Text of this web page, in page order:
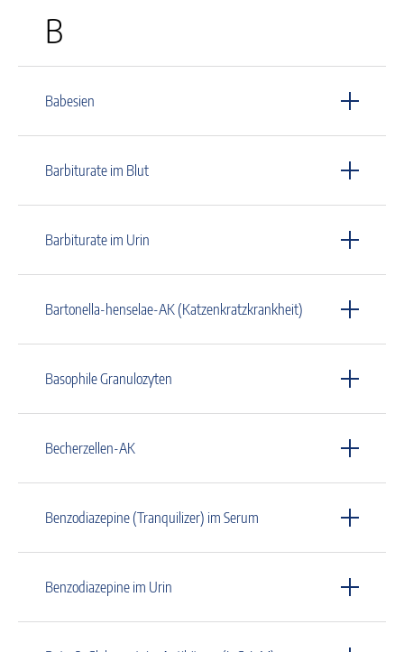
B
Babesien
Barbiturate im Blut
Barbiturate im Urin
Bartonella-henselae-AK (Katzenkratzkrankheit)
Basophile Granulozyten
Becherzellen-AK
Benzodiazepine (Tranquilizer) im Serum
Benzodiazepine im Urin